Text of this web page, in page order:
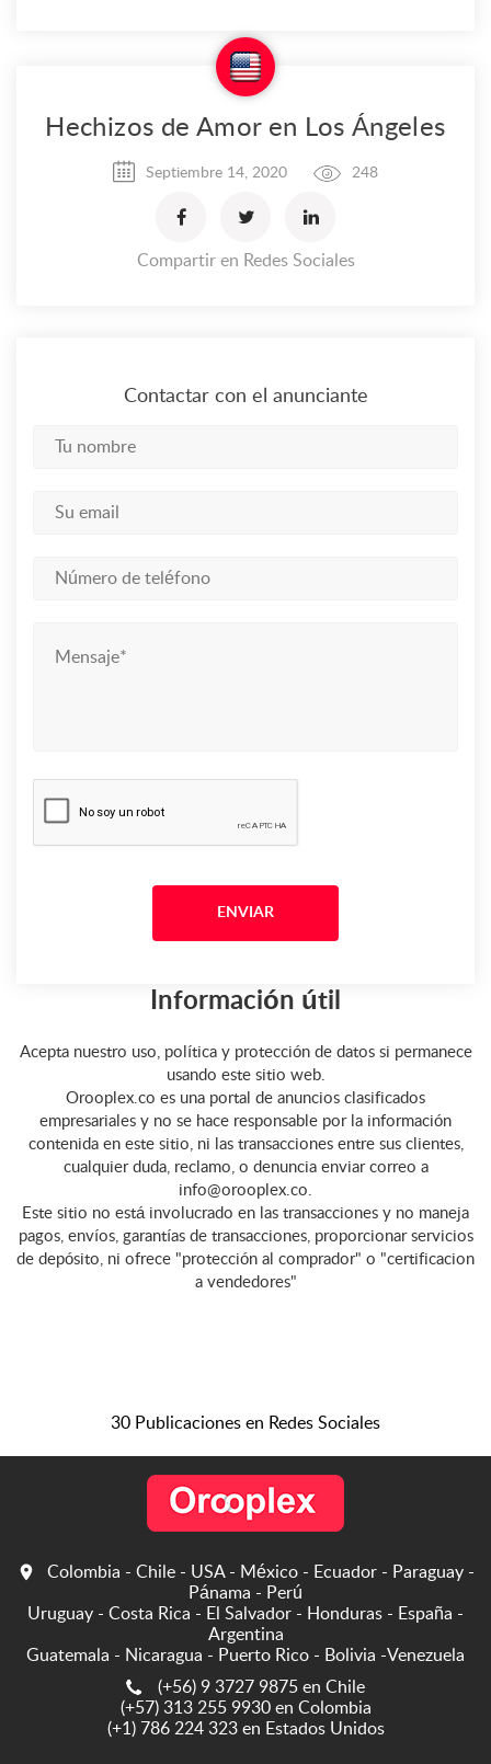
Hechizos de Amor en Los Ángeles
Septiembre 14, 2020 248
Compartir en Redes Sociales
Contactar con el anunciante
Información útil
Acepta nuestro uso, política y protección de datos si permanece
usando este sitio web.
Orooplex.co es una portal de anuncios clasificados
empresariales y no se hace responsable por la información
contenida en este sitio, ni las transacciones entre sus clientes,
cualquier duda, reclamo, o denuncia enviar correo a
info@orooplex.co.
Este sitio no está involucrado en las transacciones y no maneja
pagos, envíos, garantías de transacciones, proporcionar servicios
de depósito, ni ofrece "protección al comprador" o "certificacion
a vendedores"
30 Publicaciones en Redes Sociales
Colombia - Chile - USA - México - Ecuador - Paraguay -
Pánama - Perú
Uruguay - Costa Rica - El Salvador - Honduras - España -
Argentina
Guatemala - Nicaragua - Puerto Rico - Bolivia -Venezuela
(+56) 9 3727 9875 en Chile
(+57) 313 255 9930 en Colombia
(+1) 786 224 323 en Estados Unidos